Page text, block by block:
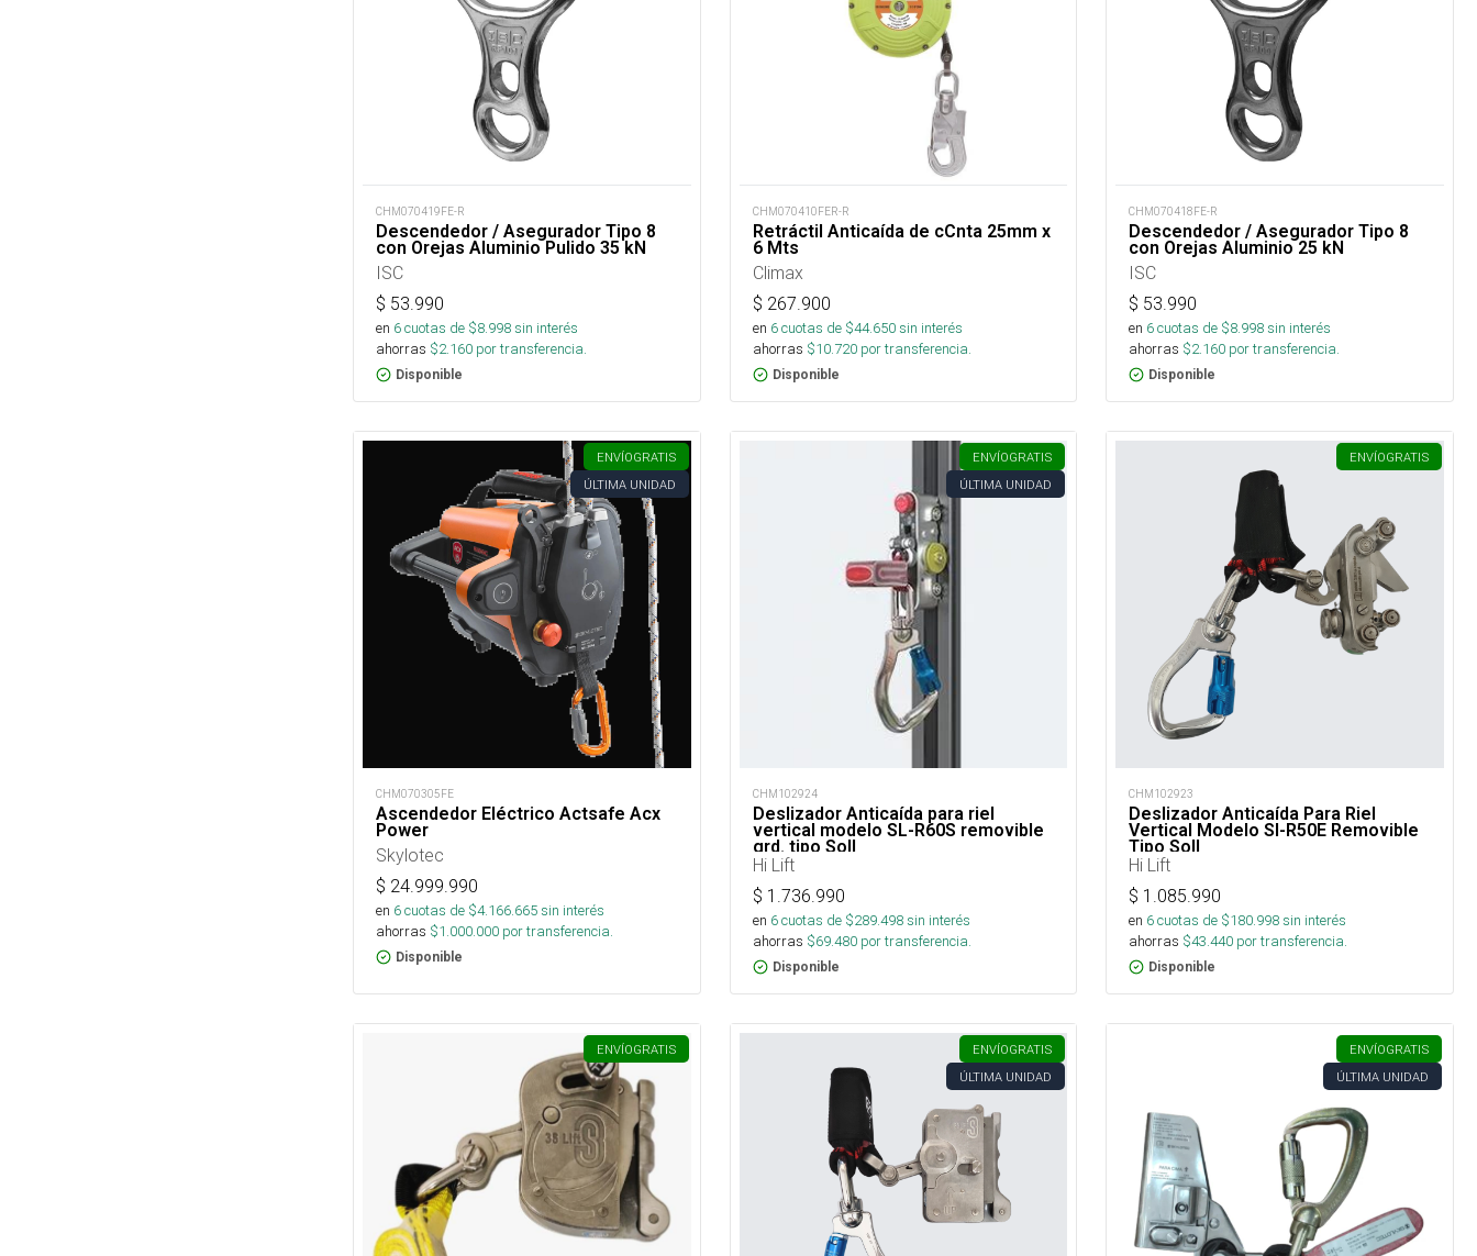
CHM070419FE-R
Descendedor / Asegurador Tipo 8
con Orejas Aluminio Pulido 35 kN
ISC
$ 53.990
en 6cuotas de $8.998sin interés
ahorras $2.160 por transferencia.
Disponible
CHM070410FER-R
Retráctil Anticaída de cCnta 25mm x
6 Mts
Climax
$ 267.900
en 6cuotas de $44.650sin interés
ahorras $10.720por transferencia.
Disponible
CHM070418FE-R
Descendedor / Asegurador Tipo 8
con Orejas Aluminio 25 kN
ISC
$ 53.990
en 6cuotas de $8.998sin interés
ahorras $2.160 por transferencia.
Disponible
ENVÍOGRATIS
ÚLTIMA UNIDAD
CHM070305FE
Ascendedor Eléctrico Actsafe Acx
Power
Skylotec
$ 24.999.990
en 6cuotas de $4.166.665sin interés
ahorras $1.000.000 por transferencia.
Disponible
ENVÍOGRATIS
ÚLTIMA UNIDAD
CHM102924
Deslizador Anticaída para riel
vertical modelo SL-R60S removible
grd. tipo Soll
Hi Lift
$ 1.736.990
en 6cuotas de $289.498sin interés
ahorras $69.480por transferencia.
Disponible
ENVÍOGRATIS
CHM102923
Deslizador Anticaída Para Riel
Vertical Modelo Sl-R50E Removible
Tipo Soll
Hi Lift
$ 1.085.990
en 6cuotas de $180.998sin interés
ahorras $43.440 por transferencia.
Disponible
ENVÍOGRATIS ENVÍOGRATIS
ÚLTIMA UNIDAD
ENVÍOGRATIS
ÚLTIMA UNIDAD